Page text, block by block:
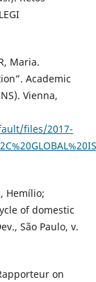
Maria.
Academic
Vienna,
files/2017-
Hemílio;
of domestic
São Paulo, v.
on